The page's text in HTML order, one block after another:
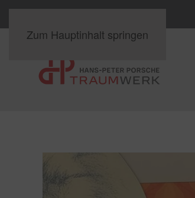
Zum Hauptinhalt springen